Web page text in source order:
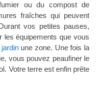
ou du compost de
fraîches qui peuvent
vos petites pauses,
les équipements que vous
une zone. Une fois la
vous pouvez peaufiner le
Votre terre est enfin prête